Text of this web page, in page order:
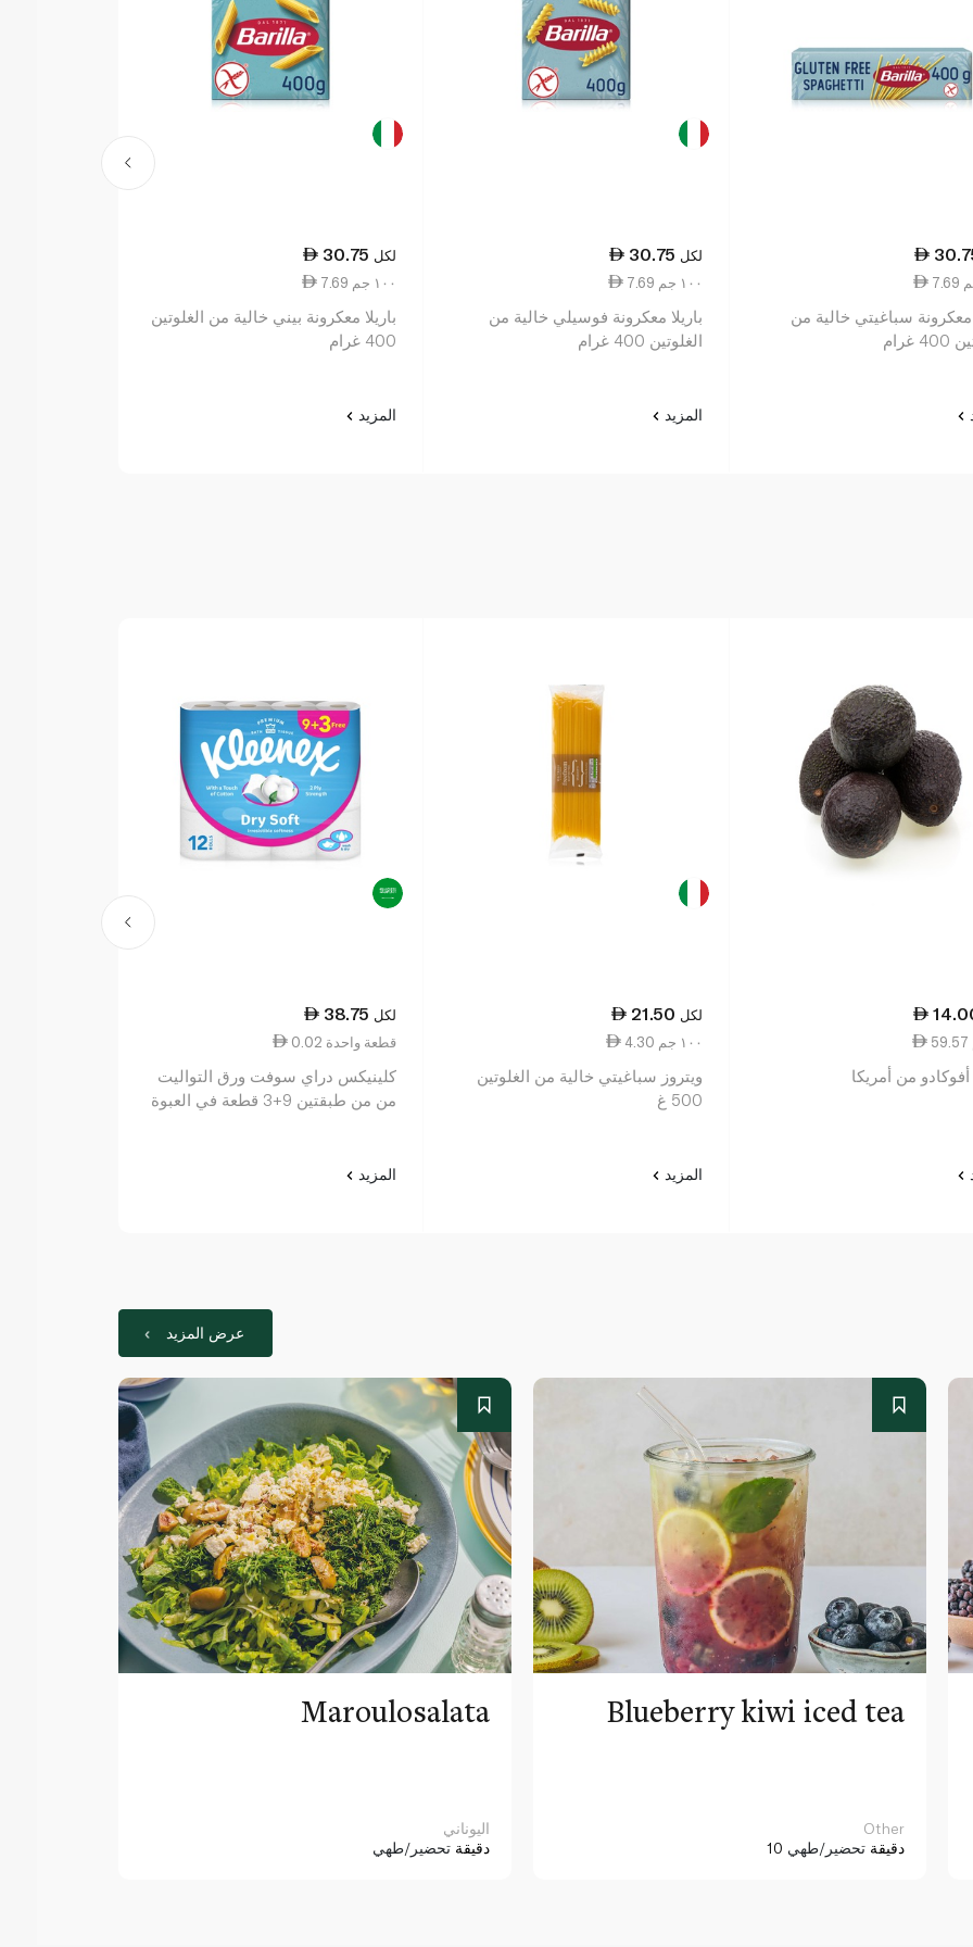
معكرونة سباغيتي خالية من
غرام
30.75 لكل
7.69 ١٠٠ جم
باريلا معكرونة فوسيلي خالية من
الغلوتين 400 غرام
المزيد
30.75 لكل
7.69 ١٠٠ جم
باريلا معكرونة بيني خالية من الغلوتين
400 غرام
المزيد
من أمريكا
21.50 لكل
4.30 ١٠٠ جم
ويتروز سباغيتي خالية من الغلوتين
500 غ
المزيد
38.75 لكل
0.02 قطعة واحدة
كلينيكس دراي سوفت ورق التواليت
من من طبقتين 9+3 قطعة في العبوة
المزيد
عرض المزيد
Maroulosalata
اليوناني
دقيقة تحضير/طهي
Blueberry kiwi iced tea
Other
10 دقيقة تحضير/طهي